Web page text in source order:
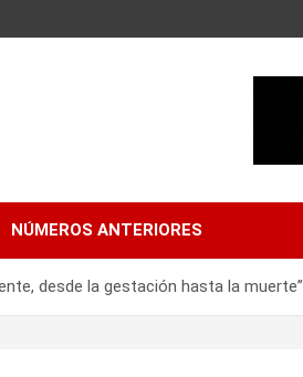
NÚMEROS ANTERIORES
desde la gestación hasta la muerte”